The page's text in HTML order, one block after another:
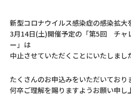
新型コロナウイルス感染症の感染拡大
3月14日(土)開催予定の「第5回 チャ
ー」は
中止させていただくことにいたしまし
たくさんのお申込みをいただいており
何卒ご理解を賜りますようお願い申し